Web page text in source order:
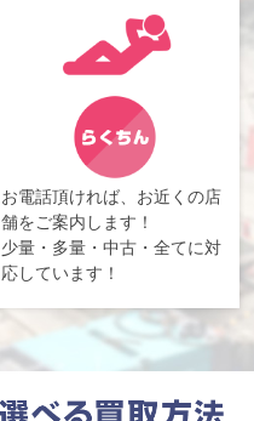
お電話頂ければ、お近くの店
舗をご案内します！
少量・多量・中古・全てに対
応しています！